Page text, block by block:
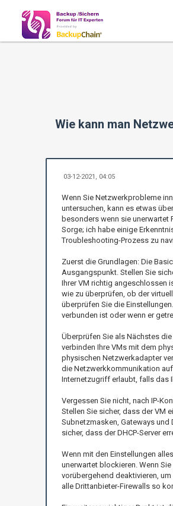
Wie kann man
03-12-2021, 04:05
Wenn Sie Netzwerkprobleme
untersuchen, kann es etwas
besonders wenn sie unerwartet
Sorge; ich habe einige
Troubleshooting-Prozess zu
Zuerst die Grundlagen: Die
Ausgangspunkt. Stellen Sie
Ihrer VM richtig angeschlossen
wie zu überprüfen, ob der
überprüfen Sie die
verbunden ist oder wenn er
Überprüfen Sie als Nächstes
verbinden Ihre VMs mit dem
physischen Netzwerkadapter
die Netzwerkkommunikation
Internetzugriff erlaubt, falls das
Vergessen Sie nicht, nach IP-
Stellen Sie sicher, dass der VM
Subnetzmasken, Gateways und
sicher, dass der DHCP-Server
Wenn mit den Einstellungen
unerwartet blockieren. Wenn
vorübergehend deaktivieren,
alle Drittanbieter-Firewalls so